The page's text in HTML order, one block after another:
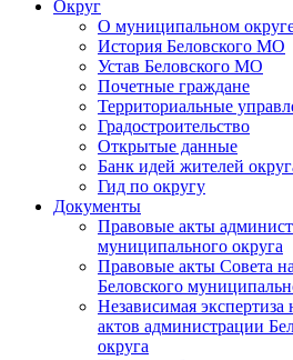
Округ
О муниципальном
История Беловского МО
Устав Беловского МО
Почетные граждане
Территориальные
Градостроительство
Открытые данные
Банк идей жителей
Гид по округу
Документы
Правовые акты
муниципального округа
Правовые акты Совета
Беловского
Независимая
актов администрации
округа